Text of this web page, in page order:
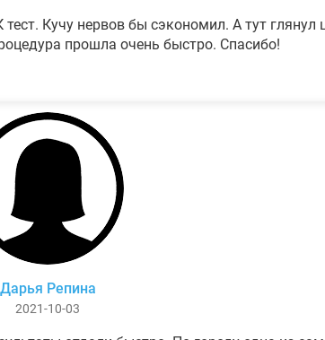
Кучу нервов бы сэкономил. А тут глянул
прошла очень быстро. Спасибо!
Дарья Репина
2021-10-03